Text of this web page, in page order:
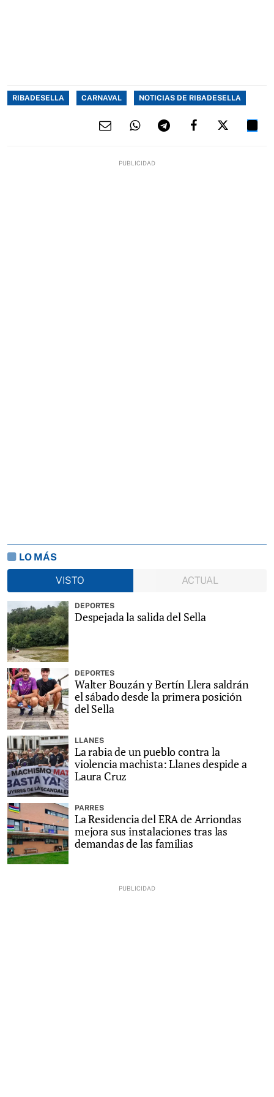
RIBADESELLA CARNAVAL NOTICIAS DE RIBADESELLA
LO MÁS
VISTO
ACTUAL
DEPORTES
Despejada la salida del Sella
DEPORTES
Walter Bouzán y Bertín Llera saldrán
el sábado desde la primera posición
del Sella
LLANES
La rabia de un pueblo contra la
violencia machista: Llanes despide a
Laura Cruz
PARRES
La Residencia del ERA de Arriondas
mejora sus instalaciones tras las
demandas de las familias